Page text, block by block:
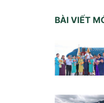
BÀI VIẾT